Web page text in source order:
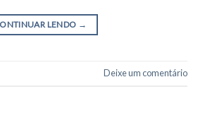
LENDO →
Deixe um comentário